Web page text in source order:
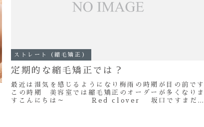
ストレート（縮毛矯正）
定期的な縮毛矯正では？
最近は湿気を感じるようになり梅雨の時期が目の前です
この時期 美容室では縮毛矯正のオーダーが多くなりま
すこんにちは～ Red clover 坂口ですまだ梅